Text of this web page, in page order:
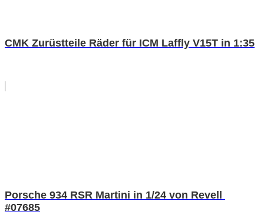
CMK Zurüstteile Räder für ICM Laffly V15T in 1:35
Porsche 934 RSR Martini in 1/24 von Revell
#07685